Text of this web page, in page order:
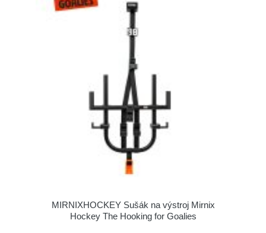
MIRNIXHOCKEY Sušák na výstroj Mirnix
Hockey The Hooking for Goalies